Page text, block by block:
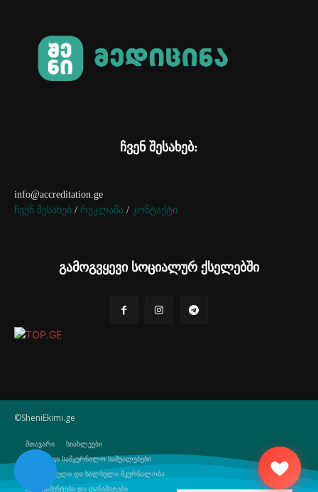
ჩვენ შესახებ:
info@accreditation.ge
ჩვენ შესახებ / რეკლამა / კონტაქტი
გამოგვყევი სოციალურ ქსელებში
©SheniEkimi.ge
მთავარი
სიახლეები
ბუნებრივი სამკურნალო საშუალებები
ტრადიციული და ხალხული მკურნალობა
მედიკამენტები და დანამატები